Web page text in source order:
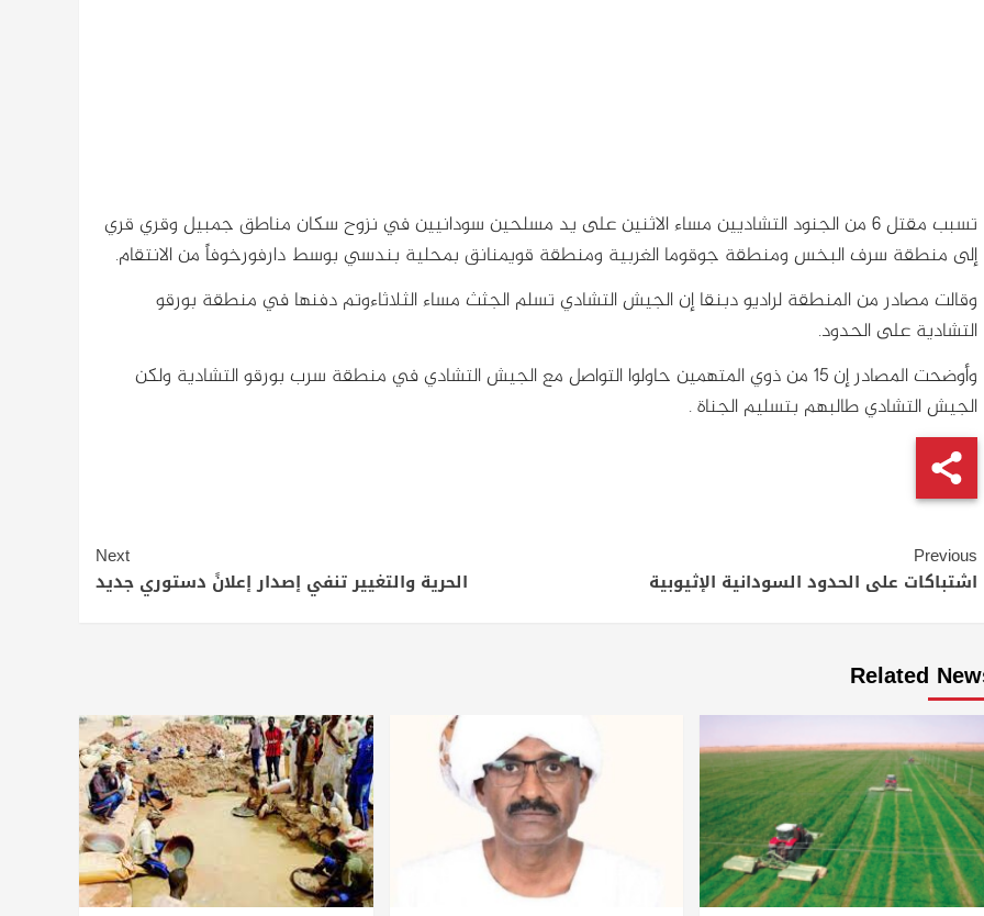
تسبب مقتل 6 من الجنود التشاديين مساء الاثنين على يد مسلحين سودانيين في نزوح سكان مناطق جمبيل وقري قري
إلى منطقة سرف البخس ومنطقة جوقوما الغربية ومنطقة قويمنانق بمحلية بندسي بوسط دارفورخوفاً من الانتقام.
وقالت مصادر من المنطقة لراديو دبنقا إن الجيش التشادي تسلم الجثث مساء الثلاثاءوتم دفنها في منطقة بورقو
التشادية على الحدود.
وأوضحت المصادر إن 15 من ذوي المتهمين حاولوا التواصل مع الجيش التشادي في منطقة سرب بورقو التشادية ولكن
الجيش التشادي طالبهم بتسليم الجناة .
Continue
Reading
Previous
اشتباكات على الحدود السودانية الإثيوبية
Next
الحرية والتغيير تنفي إصدار إعلانً دستوري جديد
Related